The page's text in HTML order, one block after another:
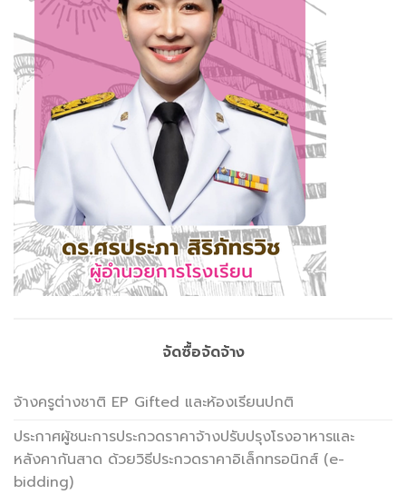
จัดซื้อจัดจ้าง
จ้างครูต่างชาติ EP Gifted และห้องเรียนปกติ
ประกาศผู้ชนะการประกวดราคาจ้างปรับปรุงโรงอาหารและ
หลังคากันสาด ด้วยวิธีประกวดราคาอิเล็กทรอนิกส์ (e-
bidding)